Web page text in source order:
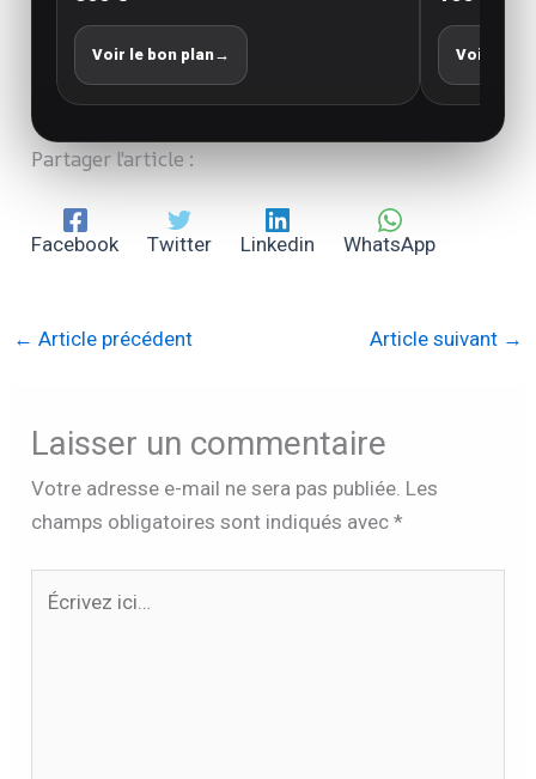
Voir le bon plan→ Voir le
Partager l'article :
Facebook Twitter Linkedin WhatsApp
← Article précédent Article suivant →
Laisser un commentaire
Votre adresse e-mail ne sera pas publiée. Les
champs obligatoires sont indiqués avec*